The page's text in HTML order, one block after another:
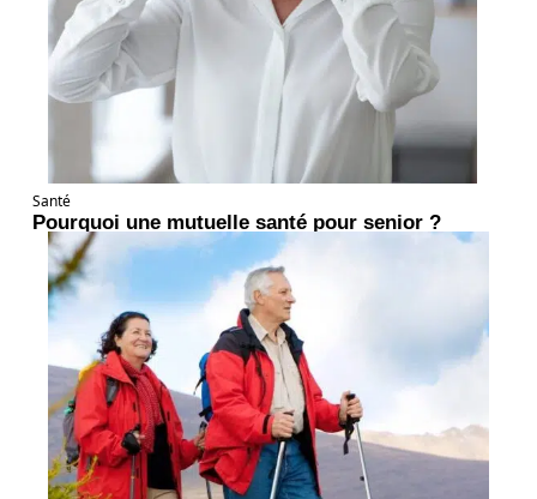
Santé
Pourquoi une mutuelle santé pour senior ?